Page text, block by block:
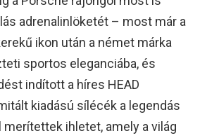
adrenalinlöketét – most már a
ikon után a német márka
sportos eleganciába, és
indított a híres HEAD
kiadású sílécék a legendás
merítettek ihletet, amely a világ